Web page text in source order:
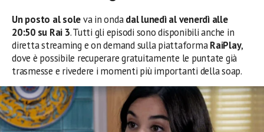
Un posto al soleva in ondadal lunedì al venerdì alle
20:50 su Rai 3. Tutti gli episodi sono disponibili anche in
diretta streaming e on demand sulla piattaformaRaiPlay,
dove è possibile recuperare gratuitamente le puntate già
trasmesse e rivedere i momenti più importanti della soap.